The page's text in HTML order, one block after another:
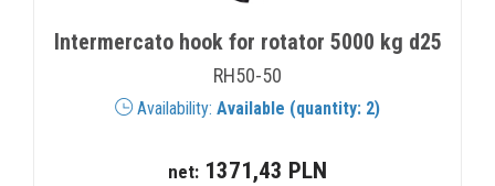
Intermercato hook for rotator 5000 kg d25
RH50-50
Availability: Available (quantity: 2)
net: 1371,43 PLN